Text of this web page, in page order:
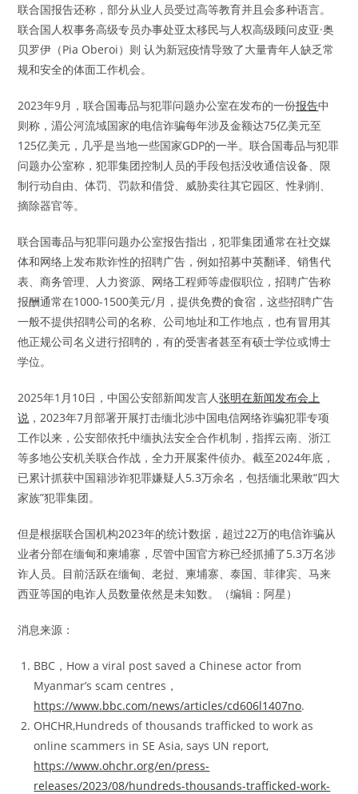
联合国报告还称，部分从业人员受过高等教育并且会多种语言。
联合国人权事务高级专员办事处亚太移民与人权高级顾问皮亚·奥
贝罗伊（Pia Oberoi）则 认为新冠疫情导致了大量青年人缺乏常
规和安全的体面工作机会。
2023年9月，联合国毒品与犯罪问题办公室在发布的一份报告中
则称，湄公河流域国家的电信诈骗每年涉及金额达75亿美元至
125亿美元，几乎是当地一些国家GDP的一半。联合国毒品与犯罪
问题办公室称，犯罪集团控制人员的手段包括没收通信设备、限
制行动自由、体罚、罚款和借贷、威胁卖往其它园区、性剥削、
摘除器官等。
联合国毒品与犯罪问题办公室报告指出，犯罪集团通常在社交媒
体和网络上发布欺诈性的招聘广告，例如招募中英翻译、销售代
表、商务管理、人力资源、网络工程师等虚假职位，招聘广告称
报酬通常在1000-1500美元/月，提供免费的食宿，这些招聘广告
一般不提供招聘公司的名称、公司地址和工作地点，也有冒用其
他正规公司名义进行招聘的，有的受害者甚至有硕士学位或博士
学位。
2025年1月10日，中国公安部新闻发言人张明在新闻发布会上
说 ，2023年7月部署开展打击缅北涉中国电信网络诈骗犯罪专项
工作以来，公安部依托中缅执法安全合作机制，指挥云南、浙江
等多地公安机关联合作战，全力开展案件侦办。截至2024年底，
已累计抓获中国籍涉诈犯罪嫌疑人5.3万余名，包括缅北果敢“四大
家族”犯罪集团。
但是根据联合国机构2023年的统计数据，超过22万的电信诈骗从
业者分部在缅甸和柬埔寨，尽管中国官方称已经抓捕了5.3万名涉
诈人员。目前活跃在缅甸、老挝、柬埔寨、泰国、菲律宾、马来
西亚等国的电诈人员数量依然是未知数。（编辑：阿星）
消息来源：
BBC，How a viral post saved a Chinese actor from
Myanmar’s scam centres，
https://www.bbc.com/news/articles/cd606l1407no.
OHCHR,Hundreds of thousands trafficked to work as
online scammers in SE Asia, says UN report,
https://www.ohchr.org/en/press-
releases/2023/08/hundreds-thousands-trafficked-work-